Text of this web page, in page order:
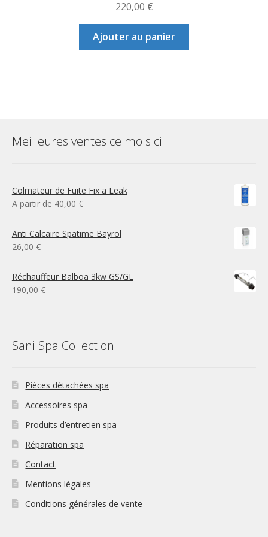
220,00 €
Ajouter au panier
Meilleures ventes ce mois ci
Colmateur de Fuite Fix a Leak
A partir de 40,00 €
Anti Calcaire Spatime Bayrol
26,00 €
Réchauffeur Balboa 3kw GS/GL
190,00 €
Sani Spa Collection
Pièces détachées spa
Accessoires spa
Produits d’entretien spa
Réparation spa
Contact
Mentions légales
Conditions générales de vente